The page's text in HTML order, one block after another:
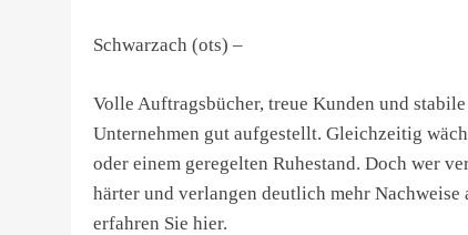
Schwarzach (ots) –
Volle Auftragsbücher, treue Kunden und
Unternehmen gut aufgestellt. Gleichzeitig
oder einem geregelten Ruhestand. Doch wer
härter und verlangen deutlich mehr
erfahren Sie hier.